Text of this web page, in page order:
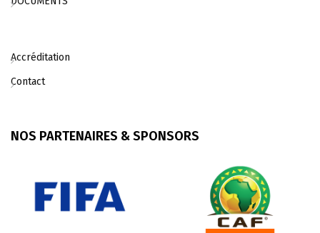
Accréditation
Contact
NOS PARTENAIRES & SPONSORS